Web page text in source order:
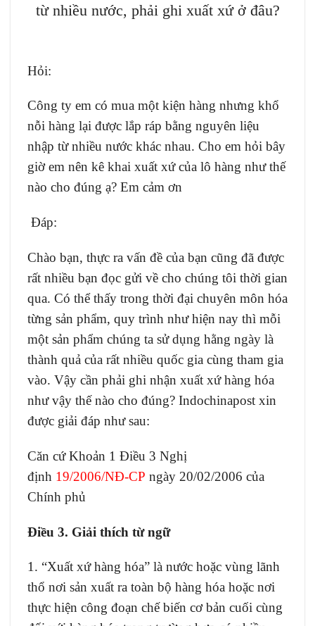
từ nhiều nước, phải ghi xuất xứ ở đâu?
Hỏi:
Công ty em có mua một kiện hàng nhưng khổ
nỗi hàng lại được lắp ráp bằng nguyên liệu
nhập từ nhiều nước khác nhau. Cho em hỏi bây
giờ em nên kê khai xuất xứ của lô hàng như thế
nào cho đúng ạ? Em cảm ơn
Đáp:
Chào bạn, thực ra vấn đề của bạn cũng đã được
rất nhiều bạn đọc gửi về cho chúng tôi thời gian
qua. Có thể thấy trong thời đại chuyên môn hóa
từng sản phẩm, quy trình như hiện nay thì mỗi
một sản phẩm chúng ta sử dụng hằng ngày là
thành quả của rất nhiều quốc gia cùng tham gia
vào. Vậy cần phải ghi nhận xuất xứ hàng hóa
như vậy thế nào cho đúng? Indochinapost xin
được giải đáp như sau:
Căn cứ Khoản 1 Điều 3 Nghị
định 19/2006/NĐ-CP ngày 20/02/2006 của
Chính phủ
Điều 3. Giải thích từ ngữ
1. “Xuất xứ hàng hóa” là nước hoặc vùng lãnh
thổ nơi sản xuất ra toàn bộ hàng hóa hoặc nơi
thực hiện công đoạn chế biến cơ bản cuối cùng